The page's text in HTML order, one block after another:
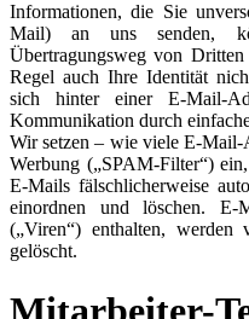
Informationen, die Sie
Mail) an uns senden,
Übertragungsweg von
Regel auch Ihre Identität
sich hinter einer E-Mail-
Kommunikation durch
Wir setzen – wie viele E-Mail-
Werbung („SPAM-Filter“)
E-Mails fälschlicherweise
einordnen und löschen. E-
(„Viren“) enthalten,
gelöscht.